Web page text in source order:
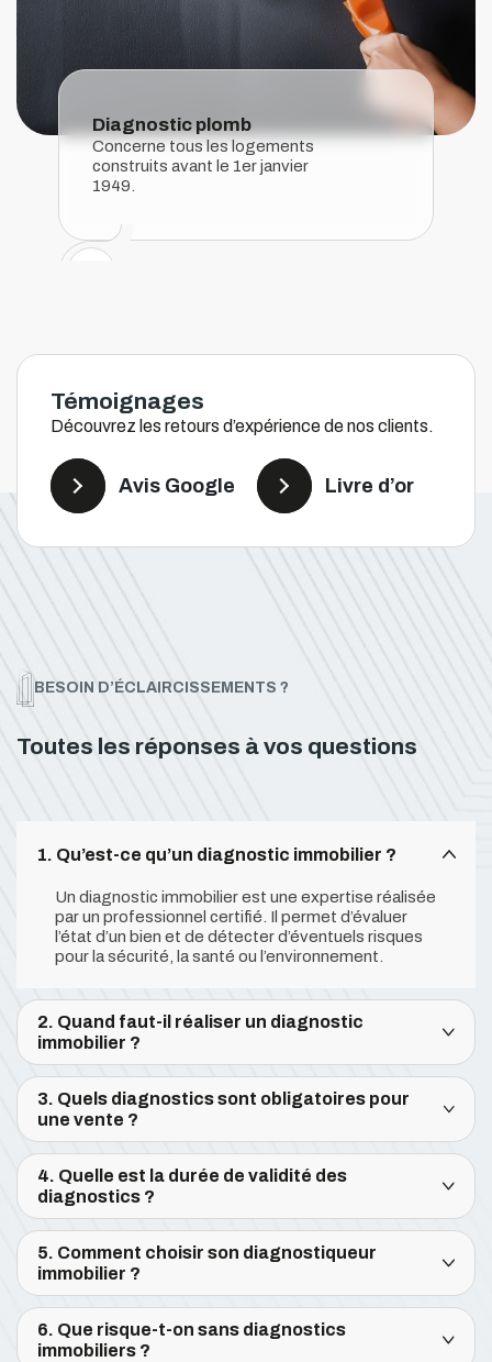
Diagnostic plomb
Concerne tous les logements
construits avant le 1er janvier
1949.
Témoignages
Découvrez les retours d’expérience de nos clients.
Avis Google Livre d’or
BESOIN D’ÉCLAIRCISSEMENTS ?
Toutes les réponses à vos questions
1. Qu’est-ce qu’un diagnostic immobilier ?
Un diagnostic immobilier est une expertise réalisée
par un professionnel certifié. Il permet d’évaluer
l’état d’un bien et de détecter d’éventuels risques
pour la sécurité, la santé ou l’environnement.
2. Quand faut-il réaliser un diagnostic
immobilier ?
3. Quels diagnostics sont obligatoires pour
une vente ?
4. Quelle est la durée de validité des
diagnostics ?
5. Comment choisir son diagnostiqueur
immobilier ?
6. Que risque-t-on sans diagnostics
immobiliers ?